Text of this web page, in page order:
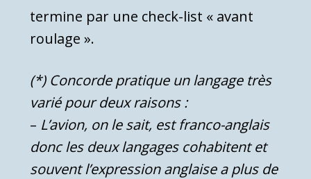
termine par une check-list « avant
roulage ».
(*) Concorde pratique un langage très
varié pour deux raisons :
– L’avion, on le sait, est franco-anglais
donc les deux langages cohabitent et
souvent l’expression anglaise a plus de